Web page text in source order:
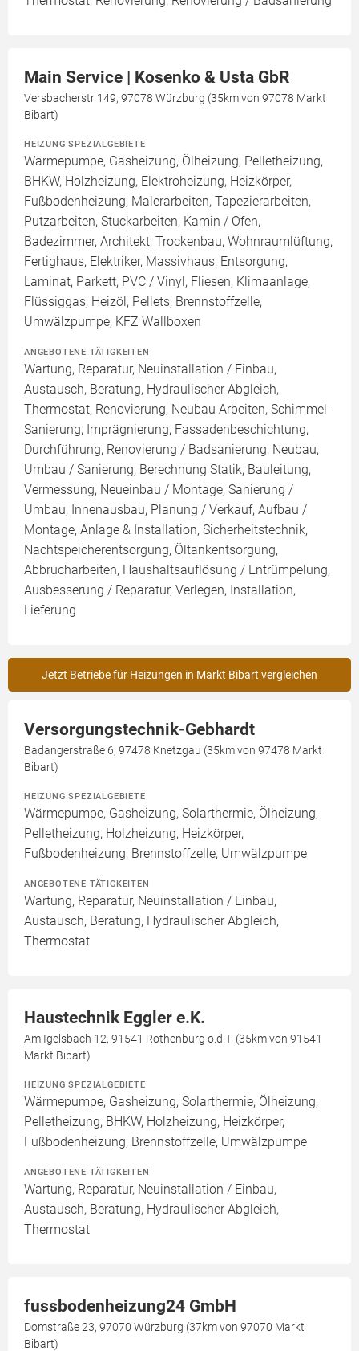
Main Service | Kosenko & Usta GbR
Versbacherstr 149, 97078 Würzburg (35km von 97078 Markt
Bibart)
HEIZUNG SPEZIALGEBIETE
Wärmepumpe, Gasheizung, Ölheizung, Pelletheizung,
BHKW, Holzheizung, Elektroheizung, Heizkörper,
Fußbodenheizung, Malerarbeiten, Tapezierarbeiten,
Putzarbeiten, Stuckarbeiten, Kamin / Ofen,
Badezimmer, Architekt, Trockenbau, Wohnraumlüftung,
Fertighaus, Elektriker, Massivhaus, Entsorgung,
Laminat, Parkett, PVC / Vinyl, Fliesen, Klimaanlage,
Flüssiggas, Heizöl, Pellets, Brennstoffzelle,
Umwälzpumpe, KFZ Wallboxen
ANGEBOTENE TÄTIGKEITEN
Wartung, Reparatur, Neuinstallation / Einbau,
Austausch, Beratung, Hydraulischer Abgleich,
Thermostat, Renovierung, Neubau Arbeiten, Schimmel-
Sanierung, Imprägnierung, Fassadenbeschichtung,
Durchführung, Renovierung / Badsanierung, Neubau,
Umbau / Sanierung, Berechnung Statik, Bauleitung,
Vermessung, Neueinbau / Montage, Sanierung /
Umbau, Innenausbau, Planung / Verkauf, Aufbau /
Montage, Anlage & Installation, Sicherheitstechnik,
Nachtspeicherentsorgung, Öltankentsorgung,
Abbrucharbeiten, Haushaltsauflösung / Entrümpelung,
Ausbesserung / Reparatur, Verlegen, Installation,
Lieferung
Jetzt Betriebe für Heizungen in Markt Bibart vergleichen
Versorgungstechnik-Gebhardt
Badangerstraße 6, 97478 Knetzgau (35km von 97478 Markt
Bibart)
HEIZUNG SPEZIALGEBIETE
Wärmepumpe, Gasheizung, Solarthermie, Ölheizung,
Pelletheizung, Holzheizung, Heizkörper,
Fußbodenheizung, Brennstoffzelle, Umwälzpumpe
ANGEBOTENE TÄTIGKEITEN
Wartung, Reparatur, Neuinstallation / Einbau,
Austausch, Beratung, Hydraulischer Abgleich,
Thermostat
Haustechnik Eggler e.K.
Am Igelsbach 12, 91541 Rothenburg o.d.T. (35km von 91541
Markt Bibart)
HEIZUNG SPEZIALGEBIETE
Wärmepumpe, Gasheizung, Solarthermie, Ölheizung,
Pelletheizung, BHKW, Holzheizung, Heizkörper,
Fußbodenheizung, Brennstoffzelle, Umwälzpumpe
ANGEBOTENE TÄTIGKEITEN
Wartung, Reparatur, Neuinstallation / Einbau,
Austausch, Beratung, Hydraulischer Abgleich,
Thermostat
fussbodenheizung24 GmbH
Domstraße 23, 97070 Würzburg (37km von 97070 Markt
Bibart)